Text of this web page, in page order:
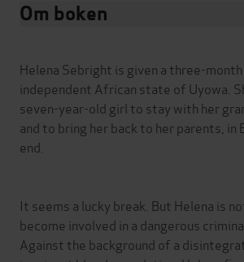
Om boken
Helena Sebright is given a three-
independent African state of Uyowa.
seven-year-old girl to stay with her
and to bring her back to her parents, in
end.
It seems a lucky break. But Helena is
become involved in a dangerous
Against the background of a